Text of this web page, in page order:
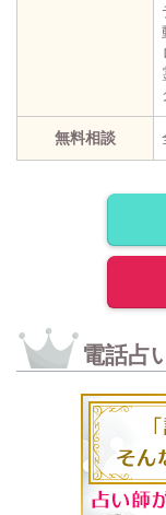
無料相談
電話占